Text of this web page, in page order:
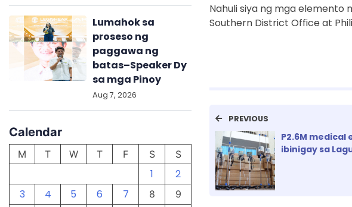
Lumahok sa
proseso ng
paggawa ng
batas–Speaker Dy
sa mga Pinoy
Aug 7, 2026
Calendar
M T W T F S S
1
2
3
4 5 6 7 8
9
Nahuli siya ng mga elemento
Southern District Office at
PREVIOUS
P2.6M medical
ibinigay sa